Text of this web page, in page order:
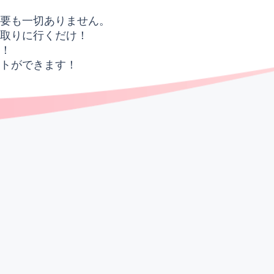
も一切ありません。
りに行くだけ！
ができます！